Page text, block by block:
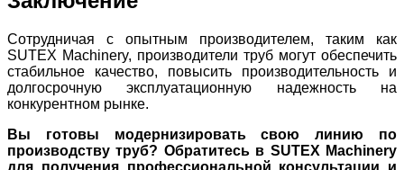
Сотрудничая с опытным производителем, таким как
SUTEX Machinery, производители труб могут обеспечить
стабильное качество, повысить производительность и
долгосрочную эксплуатационную надежность на
конкурентном рынке.
Вы готовы модернизировать свою линию по
производству труб? Обратитесь в SUTEX Machinery
для получения профессиональной консультации и